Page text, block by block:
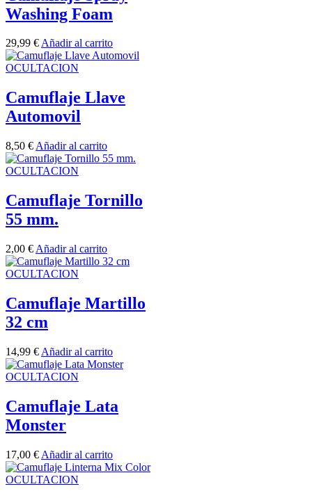
Washing Foam
29,99 €Añadir al carrito
OCULTACION
Camuflaje Llave
Automovil
8,50 € Añadir al carrito
OCULTACION
Camuflaje Tornillo
55 mm.
2,00 € Añadir al carrito
OCULTACION
Camuflaje Martillo
32 cm
14,99 € Añadir al carrito
OCULTACION
Camuflaje Lata
Monster
17,00 € Añadir al carrito
OCULTACION